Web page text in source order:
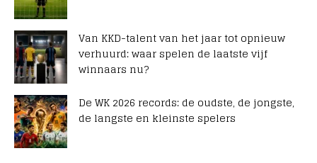
Van KKD-talent van het jaar tot opnieuw
verhuurd: waar spelen de laatste vijf
winnaars nu?
De WK 2026 records: de oudste, de jongste,
de langste en kleinste spelers